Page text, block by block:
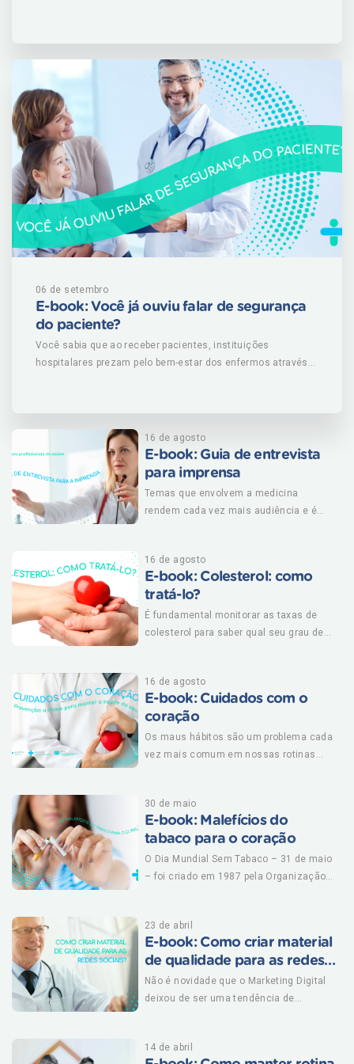
peso corporal adequado, amamentar e evitar consumo de
bebidas alcoólicas e uso de anticoncepcionais e reposição
hormonal. Nesse e-book do Outubro Rosa, você vai entender
quais são os fatores de risco, aprender a fazer o autoexame
e entender quais são os sintomas precoces do câncer de
mama. BAIXE AGORA!
06 de setembro
E-book: Você já ouviu falar de segurança
do paciente?
Você sabia que ao receber pacientes, instituições
hospitalares prezam pelo bem-estar dos enfermos através
medicamento, por exemplo?Qualquer tipo de ação não
intencional, ou seja, por acidente, pode prolongar tempo no
hospital ou até agravar quadro de saúde. Ninguém deseja
isso. Assim, saiba que você, paciente, também pode fazer
sua parte para zelar por sua segurança e por direitos. Para
saber mais sobre o assunto, baixe nosso material!
16 de agosto
E-book: Guia de entrevista
para imprensa
Temas que envolvem a medicina
rendem cada vez mais audiência e é
de forma clara, responsável e de acordo
com o Código de Ética Médico. Saiba
mais nesse e-book! BAIXE E-BOOK
GRÁTIS
16 de agosto
E-book: Colesterol: como
tratá-lo?
É fundamental monitorar as taxas de
colesterol para saber qual seu grau de
saudável é suficiente para o controle,
mas, em outros, não dá para escapar
dos medicamentos. Saiba mais sobre
como tratar o colesterol baixando nosso
e-book! Baixe grátis!
16 de agosto
E-book: Cuidados com o
coração
Os maus hábitos são um problema cada
vez mais comum em nossas rotinas
e o estresse excessivo - que muitas
vezes provoca insônia, ansiedade e leva
diversas pessoas ao consumo elevado
de bebidas alcoólicas, cigarro e outras
drogas - têm contribuído
lugar no ranking de causas de morte no
mundo. Veja dicas de como cuidar do
seu coração e mais baixando nosso e-
book! CLIQUE AQUI PARA DOWNLOAD
30 de maio
E-book: Malefícios do
tabaco para o coração
O Dia Mundial Sem Tabaco – 31 de maio
– foi criado em 1987 pela Organização
relacionadas ao tabagismo. O tabaco é
uma das maiores ameaças à saúde
pública, matando mais de 8 milhões de
pessoas por ano no mundo, 6 milhões
causadas pelo uso direto do tabaco,
fumo passivo. O prejuízo econômico do
23 de abril
E-book: Como criar material
de qualidade para as redes
sociais?
Não é novidade que o Marketing Digital
deixou de ser uma tendência de
Quem quer continuar relevante para
14 de abril